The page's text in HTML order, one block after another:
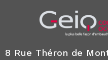
8 Rue Théron de